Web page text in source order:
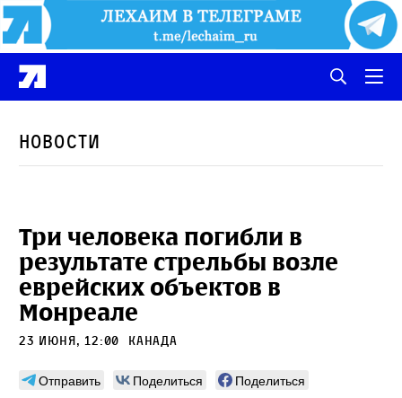
Новости
Три человека погибли в
результате стрельбы возле
еврейских объектов в
Монреале
23 июня, 12:00 Канада
Отправить Поделиться
Поделиться